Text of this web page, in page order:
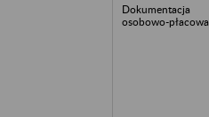
Dokumentacja
osobowo-płacowa